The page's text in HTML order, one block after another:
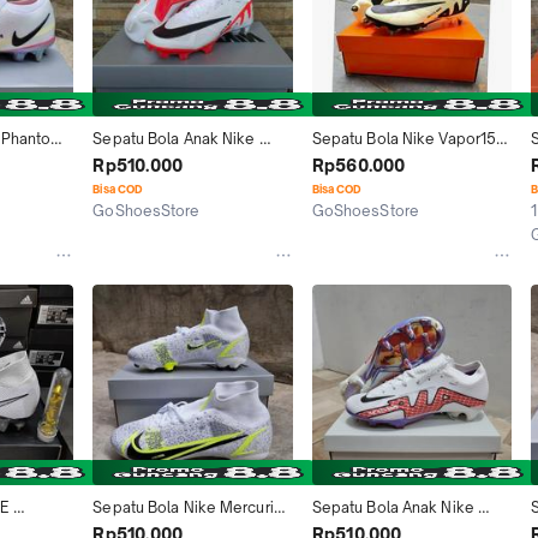
Putih
Sepatu Bola Anak Nike
Superfly9 Elite Putih Oren
White Orange Fg
Rp510.000
Bisa COD
GoShoesStore
Sepatu Bola Nike Vapor15
Elite Anticlog Putih Hitam
White Black Tema Sand Ac
Rp560.000
Bisa COD
GoShoesStore
Sepatu Bola Nike Mercurial
Superfly8 Elite Safari Putih
Rp510.000
Sepatu Bola Anak Nike
Mercurial vapor15 Elite Putih
Rp510.000